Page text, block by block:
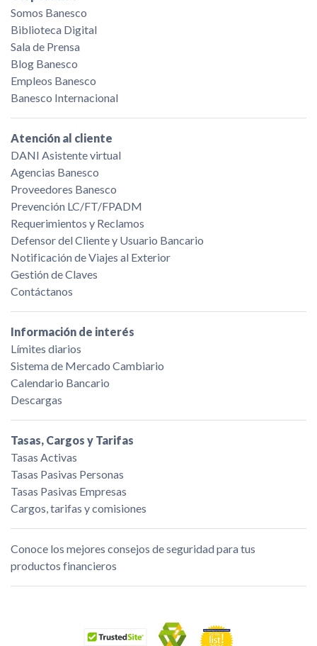
Somos Banesco
Biblioteca Digital
Sala de Prensa
Blog Banesco
Empleos Banesco
Banesco Internacional
Atención al cliente
DANI Asistente virtual
Agencias Banesco
Proveedores Banesco
Prevención LC/FT/FPADM
Requerimientos y Reclamos
Defensor del Cliente y Usuario Bancario
Notificación de Viajes al Exterior
Gestión de Claves
Contáctanos
Información de interés
Límites diarios
Sistema de Mercado Cambiario
Calendario Bancario
Descargas
Tasas, Cargos y Tarifas
Tasas Activas
Tasas Pasivas Personas
Tasas Pasivas Empresas
Cargos, tarifas y comisiones
Conoce los mejores consejos de seguridad para tus
productos financieros